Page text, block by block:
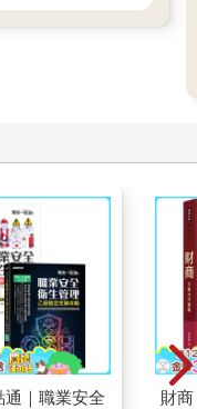
例如趙領隊經常如老鷹
遲疑地說：
裡還貪心想著如果是暑
間的大沼號蒸汽列車。
川到函館全長四百五十
被形容是一條向山向海
大沼公園是我認為沿線
海道最浪漫的城市。
通｜職業安全
財